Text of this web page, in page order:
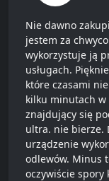
Nie dawno
jestem za
wykorzystuje ją
usługach.
które czasami
kilku minutach w
znajdujący się
ultra. nie bierze.
urządzenie
odlewów. Minus
oczywiście spory